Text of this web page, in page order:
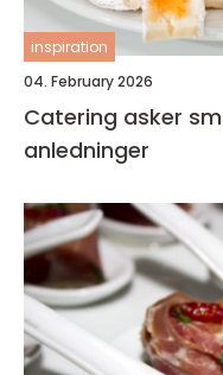
inspiration
04. February 2026
Catering asker smakfull mat til små og store
anledninger